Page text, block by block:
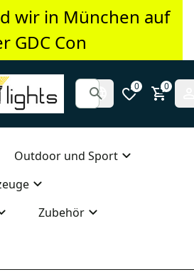
wir in München auf
GDC Con
0 0
Outdoor und Sport
Zubehör